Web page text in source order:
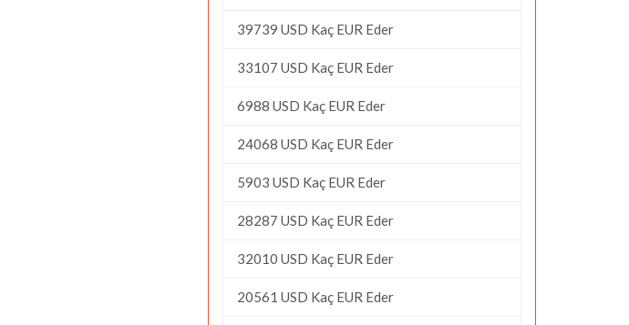
39739 USD Kaç EUR Eder
33107 USD Kaç EUR Eder
6988 USD Kaç EUR Eder
24068 USD Kaç EUR Eder
5903 USD Kaç EUR Eder
28287 USD Kaç EUR Eder
32010 USD Kaç EUR Eder
20561 USD Kaç EUR Eder